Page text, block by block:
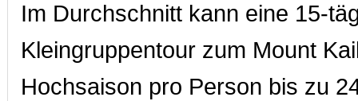
Im Durchschnitt kann eine 15-
Kleingruppentour zum Mount
Hochsaison pro Person bis zu